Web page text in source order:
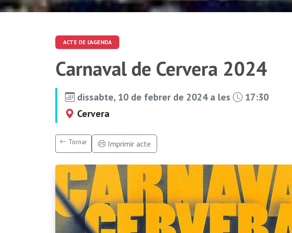
ACTE DE L'AGENDA
Carnaval de Cervera 2024
dissabte, 10 de febrer de 2024 a les
17:30
Cervera
Tornar Imprimir acte